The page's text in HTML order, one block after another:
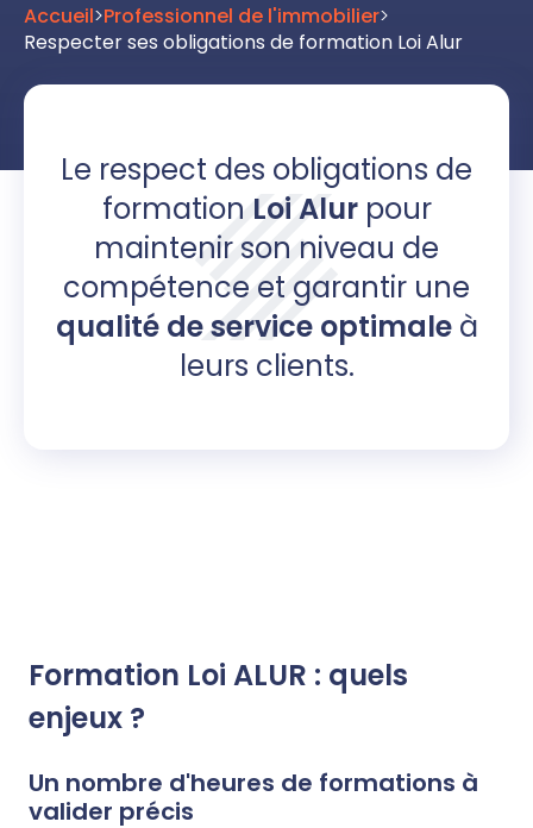
Accueil>Professionnel de l'immobilier>
Respecter ses obligations de formation Loi Alur
Le respect des obligations de
formation Loi Alur pour
maintenir son niveau de
compétence et garantir une
qualité de service optimaleà
leurs clients.
Formation Loi ALUR : quels
enjeux ?
Un nombre d'heures de formations à
valider précis